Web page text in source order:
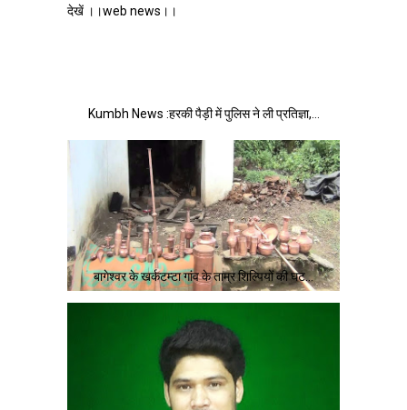
Kumbh News :हरकी पैड़ी में पुलिस ने ली प्रतिज्ञा,…
बागेश्वर के खर्कटम्टा गांव के ताम्र शिल्पियों की घट…